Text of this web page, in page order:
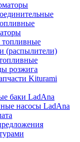
(распылители)
розжига
Kiturami
баки LadAna
насосы LadAna